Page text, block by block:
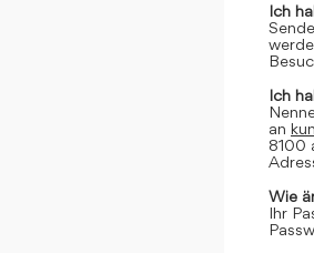
Ich
Ich
an
8100
Wie
Ihr